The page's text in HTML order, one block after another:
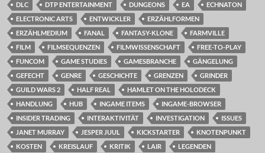
DLC
DTP ENTERTAINMENT DUNGEONS EA
ECHNATON
ELECTRONIC ARTS
ENTWICKLER
ERZÄHLFORMEN
ERZÄHLMEDIUM
FANAL FANTASY-KLONE
FARMVILLE
FILM
FILMSEQUENZEN FILMWISSENSCHAFT
FREE-TO-PLAY
FUNCOM
GAME STUDIES GAMESBRANCHE
GÄNGELUNG
GEFECHT
GENRE GESCHICHTE GRENZEN
GRINDER
GUILD WARS 2
HALF REAL
HAMLET ON THE HOLODECK
HANDLUNG
HUB INGAME ITEMS
INGAME-BROWSER
INSIDER TRADING
INTERAKTIVITÄT INVESTIGATION
ISSUES
JANET MURRAY
JESPER JUUL KICKSTARTER
KNOTENPUNKT
KOSTEN
KREISLAUF KRITIK LAIR
LEGENDEN